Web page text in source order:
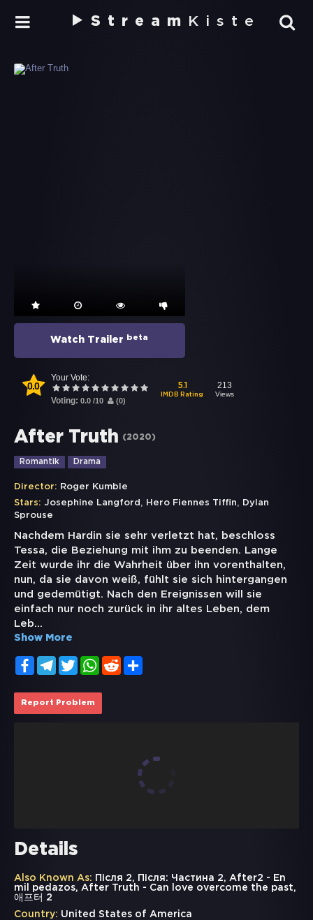
Stream Kiste
Watch Trailer beta
0.0
Your Vote:
Voting: 0.0 /10 (0)
5.1
IMDB Rating
213
Views
After Truth (2020)
Romantik Drama
Director: Roger Kumble
Stars: Josephine Langford , Hero Fiennes Tiffin,
Dylan
Sprouse
Nachdem Hardin sie sehr verletzt hat, beschloss
Tessa, die Beziehung mit ihm zu beenden. Lange
Zeit wurde ihr die Wahrheit über ihn vorenthalten,
nun, da sie davon weiß, fühlt sie sich hintergangen
und gedemütigt. Nach den Ereignissen will sie
einfach nur noch zurück in ihr altes Leben, dem
Leb...
Show More
FacebookTelegramTwitterWhatsApp
Reddit
Report Problem
Details
Also Known As: Після 2, Після: Частина 2, After2 - En
mil pedazos, After Truth - Can love overcome the past,
애프터 2
Country: United States of America